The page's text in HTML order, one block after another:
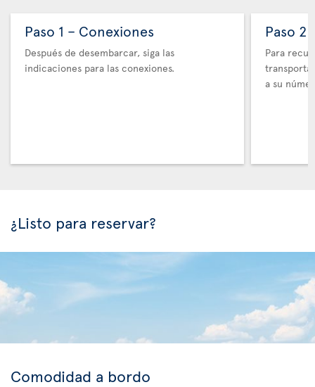
Paso 1 – Conexiones
Después de desembarcar, siga las
indicaciones para las conexiones.
Paso 2
Para
a su
¿Listo para reservar?
Comodidad a bordo